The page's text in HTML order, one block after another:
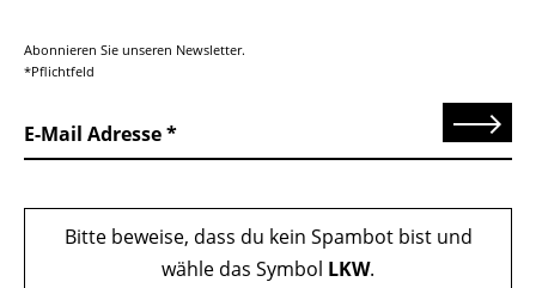
Abonnieren Sie unseren Newsletter.
*Pflichtfeld
E-Mail Adresse Senden
Bitte beweise, dass du kein Spambot bist und
wähle das Symbol LKW.